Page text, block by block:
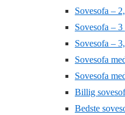
Sovesofa –
Sovesofa – 3
Sovesofa –
Sovesofa
Sovesofa
Billig
Bedste